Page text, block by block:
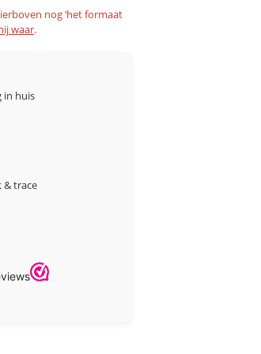
nog ‘het formaat
waar.
in huis
& trace